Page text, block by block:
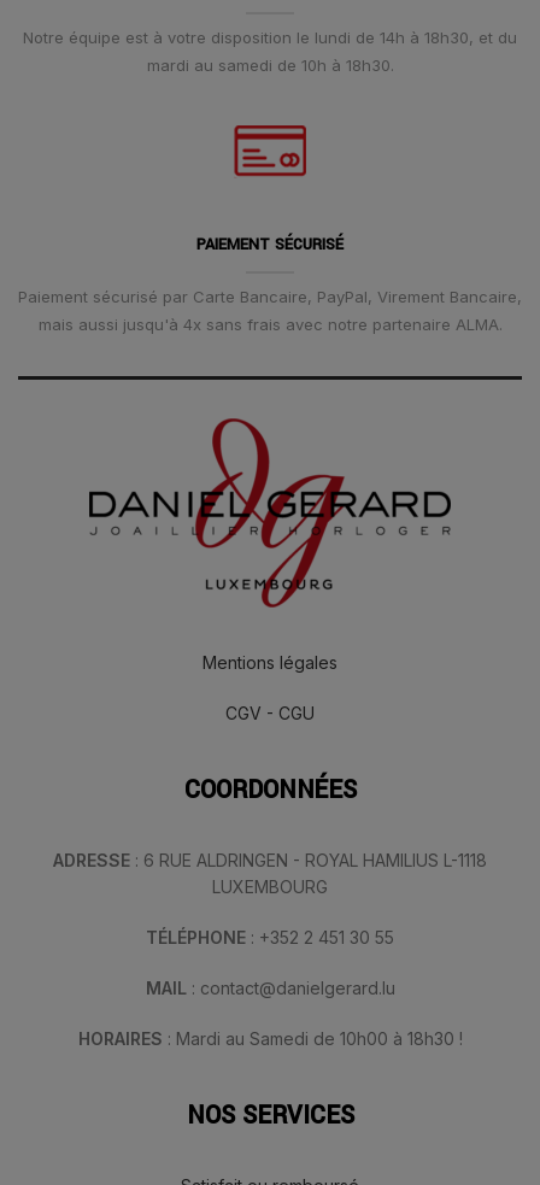
Notre équipe est à votre disposition le lundi de 14h à 18h30, et du
mardi au samedi de 10h à 18h30.
PAIEMENT SÉCURISÉ
Paiement sécurisé par Carte Bancaire, PayPal, Virement Bancaire,
mais aussi jusqu'à 4x sans frais avec notre partenaire ALMA.
Mentions légales
CGV - CGU
COORDONNÉES
ADRESSE : 6 RUE ALDRINGEN - ROYAL HAMILIUS L-1118
LUXEMBOURG
TÉLÉPHONE : +352 2 451 30 55
MAIL : contact@danielgerard.lu
HORAIRES : Mardi au Samedi de 10h00 à 18h30 !
NOS SERVICES